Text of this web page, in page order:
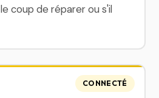
coup de réparer ou s'il
CONNECTÉ